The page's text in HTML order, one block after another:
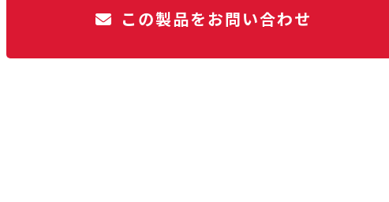
この製品をお問い合わせ